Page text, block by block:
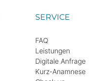
SERVICE
FAQ
Leistungen
Digitale Anfrage
Kurz-Anamnese